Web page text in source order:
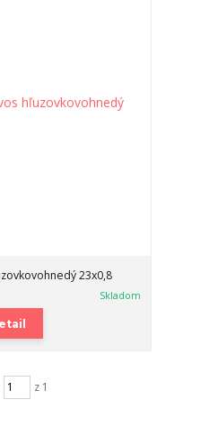
23x0,8
Skladom
z 1